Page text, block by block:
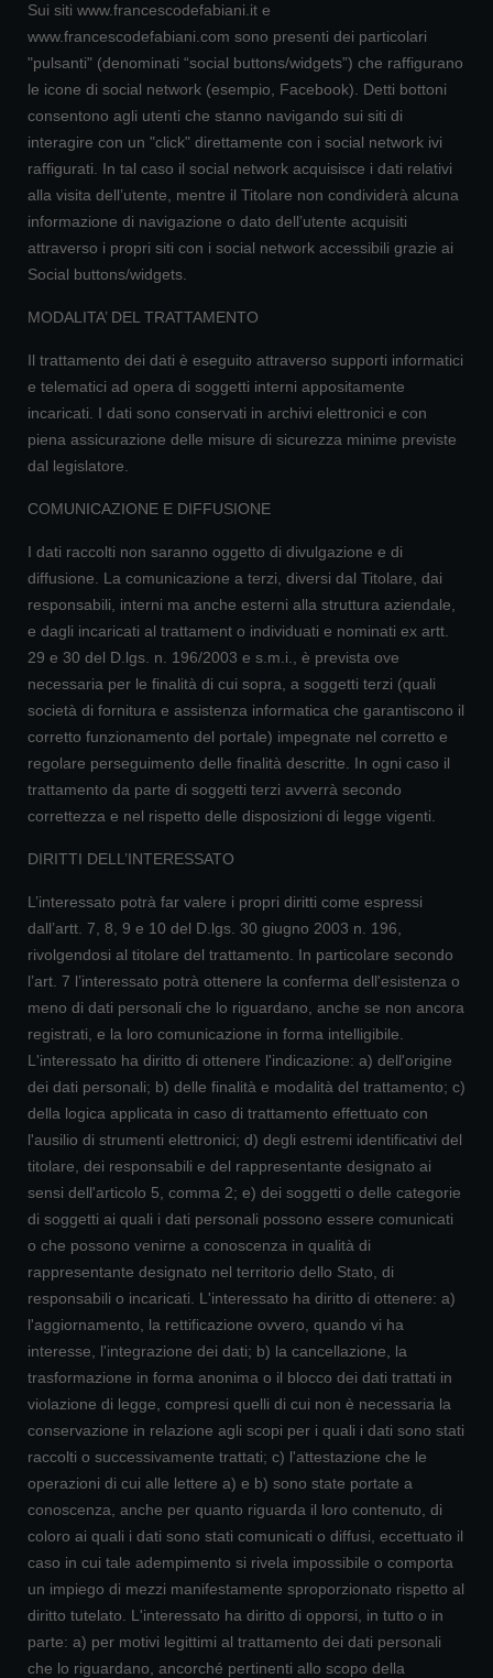
Sui siti www.francescodefabiani.it e
www.francescodefabiani.com sono presenti dei particolari
"pulsanti" (denominati “social buttons/widgets”) che raffigurano
le icone di social network (esempio, Facebook). Detti bottoni
consentono agli utenti che stanno navigando sui siti di
interagire con un "click" direttamente con i social network ivi
raffigurati. In tal caso il social network acquisisce i dati relativi
alla visita dell’utente, mentre il Titolare non condividerà alcuna
informazione di navigazione o dato dell’utente acquisiti
attraverso i propri siti con i social network accessibili grazie ai
Social buttons/widgets.
MODALITA’ DEL TRATTAMENTO
Il trattamento dei dati è eseguito attraverso supporti informatici
e telematici ad opera di soggetti interni appositamente
incaricati. I dati sono conservati in archivi elettronici e con
piena assicurazione delle misure di sicurezza minime previste
dal legislatore.
COMUNICAZIONE E DIFFUSIONE
I dati raccolti non saranno oggetto di divulgazione e di
diffusione. La comunicazione a terzi, diversi dal Titolare, dai
responsabili, interni ma anche esterni alla struttura aziendale,
e dagli incaricati al trattament o individuati e nominati ex artt.
29 e 30 del D.lgs. n. 196/2003 e s.m.i., è prevista ove
necessaria per le finalità di cui sopra, a soggetti terzi (quali
società di fornitura e assistenza informatica che garantiscono il
corretto funzionamento del portale) impegnate nel corretto e
regolare perseguimento delle finalità descritte. In ogni caso il
trattamento da parte di soggetti terzi avverrà secondo
correttezza e nel rispetto delle disposizioni di legge vigenti.
DIRITTI DELL’INTERESSATO
L’interessato potrà far valere i propri diritti come espressi
dall’artt. 7, 8, 9 e 10 del D.lgs. 30 giugno 2003 n. 196,
rivolgendosi al titolare del trattamento. In particolare secondo
l’art. 7 l’interessato potrà ottenere la conferma dell'esistenza o
meno di dati personali che lo riguardano, anche se non ancora
registrati, e la loro comunicazione in forma intelligibile.
L'interessato ha diritto di ottenere l'indicazione: a) dell'origine
dei dati personali; b) delle finalità e modalità del trattamento; c)
della logica applicata in caso di trattamento effettuato con
l'ausilio di strumenti elettronici; d) degli estremi identificativi del
titolare, dei responsabili e del rappresentante designato ai
sensi dell'articolo 5, comma 2; e) dei soggetti o delle categorie
di soggetti ai quali i dati personali possono essere comunicati
o che possono venirne a conoscenza in qualità di
rappresentante designato nel territorio dello Stato, di
responsabili o incaricati. L'interessato ha diritto di ottenere: a)
l'aggiornamento, la rettificazione ovvero, quando vi ha
interesse, l'integrazione dei dati; b) la cancellazione, la
trasformazione in forma anonima o il blocco dei dati trattati in
violazione di legge, compresi quelli di cui non è necessaria la
conservazione in relazione agli scopi per i quali i dati sono stati
raccolti o successivamente trattati; c) l'attestazione che le
operazioni di cui alle lettere a) e b) sono state portate a
conoscenza, anche per quanto riguarda il loro contenuto, di
coloro ai quali i dati sono stati comunicati o diffusi, eccettuato il
caso in cui tale adempimento si rivela impossibile o comporta
un impiego di mezzi manifestamente sproporzionato rispetto al
diritto tutelato. L'interessato ha diritto di opporsi, in tutto o in
parte: a) per motivi legittimi al trattamento dei dati personali
che lo riguardano, ancorché pertinenti allo scopo della